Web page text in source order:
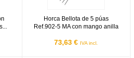
Horca Bellota de 5 púas
Ref.902-5 MA con mango anilla
73,63 € IVA incl.